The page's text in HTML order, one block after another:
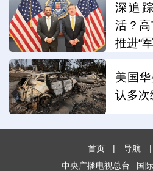
深追
活？
推进“
美国
认多次
首页 | 导航 |
中央广播电视总台
国